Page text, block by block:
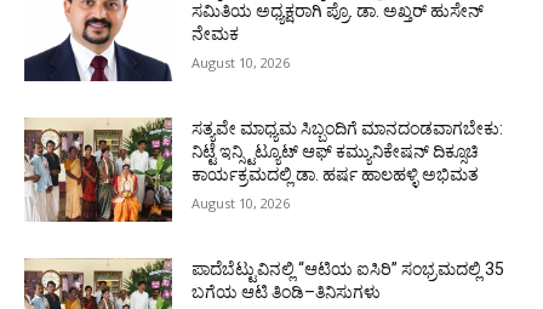
ಸಮಿತಿಯ ಅಧ್ಯಕ್ಷರಾಗಿ ಪ್ರೊ. ಡಾ. ಅಖ್ತರ್ ಹುಸೇನ್
ನೇಮಕ
August 10, 2026
ಸತ್ಯವೇ ಮಾಧ್ಯಮ ಸಿಬ್ಬಂದಿಗೆ ಮಾನದಂಡವಾಗಬೇಕು:
ನಿಟ್ಟೆ ಇನ್ಸ್ಟಿಟ್ಯೂಟ್ ಆಫ್ ಕಮ್ಯುನಿಕೇಷನ್ ದಿಕ್ಸೂಚಿ
ಕಾರ್ಯಕ್ರಮದಲ್ಲಿ ಡಾ. ಹರ್ಷ ಹಾಲಹಳ್ಳಿ ಅಭಿಮತ
August 10, 2026
ಪಾದೆಬೆಟ್ಟುವಿನಲ್ಲಿ “ಆಟಿಯ ಐಸಿರಿ’’ ಸಂಭ್ರಮದಲ್ಲಿ 35
ಬಗೆಯ ಆಟಿ ತಿಂಡಿ–ತಿನಿಸುಗಳು